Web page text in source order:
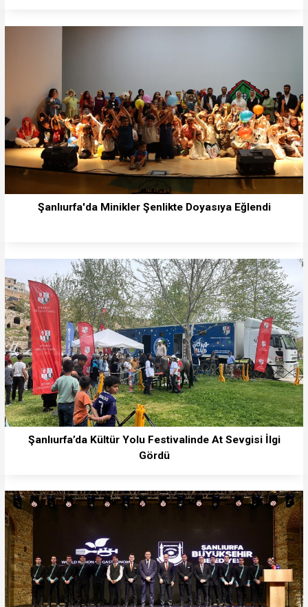
Şanlıurfa'da Minikler Şenlikte Doyasıya Eğlendi
Şanlıurfa’da Kültür Yolu Festivalinde At Sevgisi İlgi
Gördü